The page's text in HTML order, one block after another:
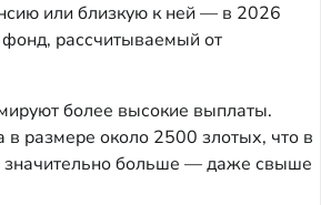
или близкую к ней — в 2026
рассчитываемый от
более высокие выплаты.
размере около 2500 злотых, что в
значительно больше — даже свыше